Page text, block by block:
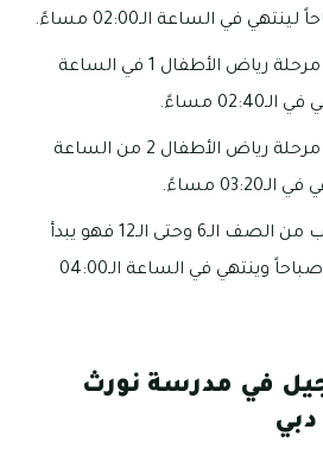
يبدأ دوام الطلاب في مرحلة رياض الأطفال 1 في الساعة
يبدأ دوام الطلاب في مرحلة رياض الأطفال 2 من الساعة
بالنسبة لدوام الطلاب من الصف الـ6 وحتى الـ12 فهو يبدأ
من الساعة الـ08:00 صباحاً وينتهي في الساعة الـ04:00
في مدرسة نورث